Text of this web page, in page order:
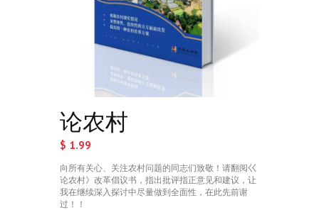
论农村
$ 1.99
向所有关心、关注农村问题的同志们致敬！请翻阅巜
论农村》改革倡议书，指出批评指正意见和建议，让
我在继续深入探讨中尽量做到全面性，在此先前谢
过！！